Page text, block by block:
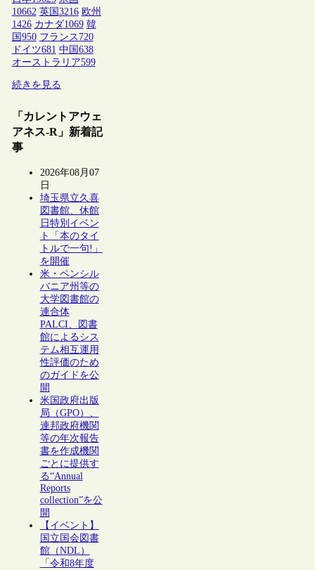
10662 英国 3216 欧州
1426 カナダ1069 韓
国 950 フランス 720
ドイツ681 中国 638
オーストラリア599
続きを見る
「カレントアウェ
アネス-R」新着記
事
2026年08月07
日
埼玉県立久喜
図書館、休館
日特別イベン
ト「本のタイ
トルで一句!」
を開催
米・ペンシル
バニア州等の
大学図書館の
連合体
PALCI、図書
館によるシス
テム相互運用
性評価のため
のガイドを公
開
米国政府出版
局（GPO）、
連邦政府機関
等の年次報告
書を作成機関
ごとに提供す
る“Annual
Reports
collection”を公
開
【イベント】
国立国会図書
館（NDL）
「令和8年度